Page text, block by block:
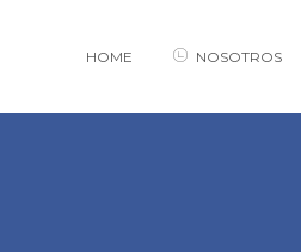
HOME NOSOTROS